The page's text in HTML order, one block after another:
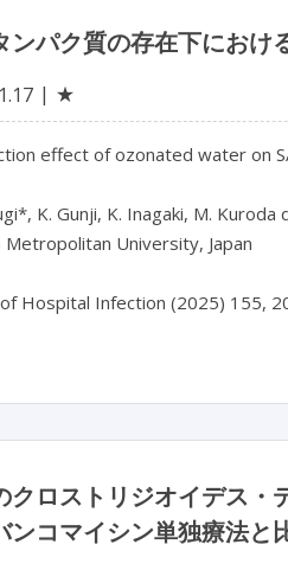
ンパク質の存在下にお
★
effect of ozonated water on
K. Gunji, K. Inagaki, M. Kuroda
Metropolitan University, Japan
クロストリジオイデス・
ンコマイシン単独療法と